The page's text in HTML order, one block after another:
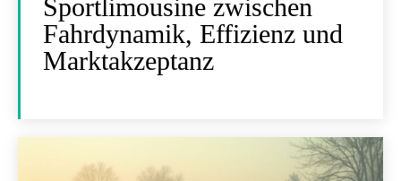
Sportlimousine zwischen
Fahrdynamik, Effizienz und
Marktakzeptanz